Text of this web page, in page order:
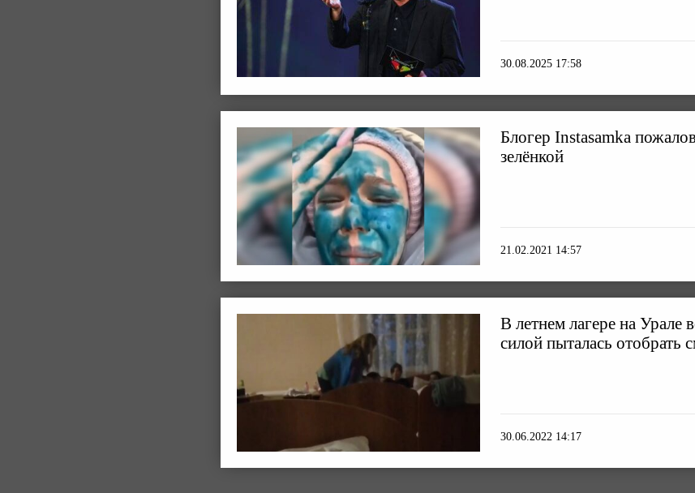
30.08.2025 17:58
Блогер Instasamka
зелёнкой
21.02.2021 14:57
В летнем лагере на Урале
силой пыталась отобрать
30.06.2022 14:17